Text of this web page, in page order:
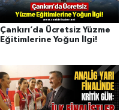
Çankırı’da Ücretsiz Yüzme
Eğitimlerine Yoğun İlgi!